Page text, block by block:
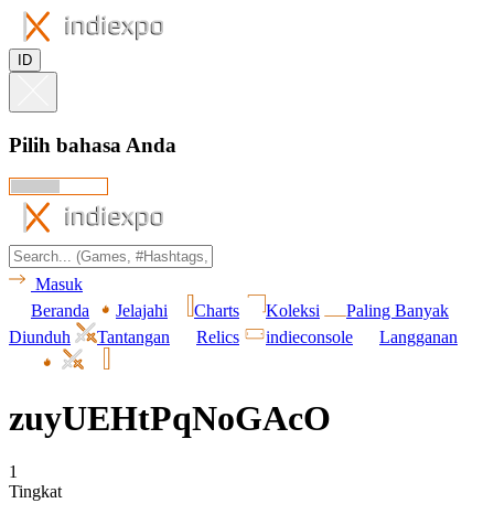
ID
Pilih bahasa Anda
Masuk
Beranda
Jelajahi Charts Koleksi
Paling Banyak
Diunduh
Tantangan Relics indieconsole Langganan
zuyUEHtPqNoGAcO
1
Tingkat